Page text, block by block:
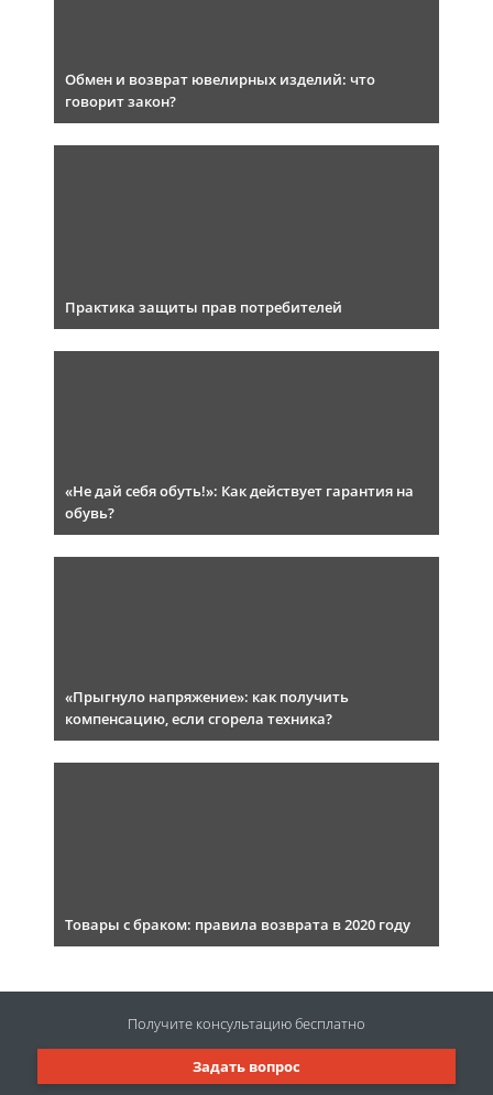
Обмен и возврат ювелирных изделий: что
говорит закон?
Практика защиты прав потребителей
«Не дай себя обуть!»: Как действует гарантия на
обувь?
«Прыгнуло напряжение»: как получить
компенсацию, если сгорела техника?
Товары с браком: правила возврата в 2020 году
Задать вопрос
Получите консультациюбесплатно